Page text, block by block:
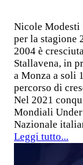
Nicole Modesti
per la stagione
2004 è
Stallavena, in
a Monza a soli
percorso di
Nel 2021
Mondiali
Nazionale
Leggi tutto...